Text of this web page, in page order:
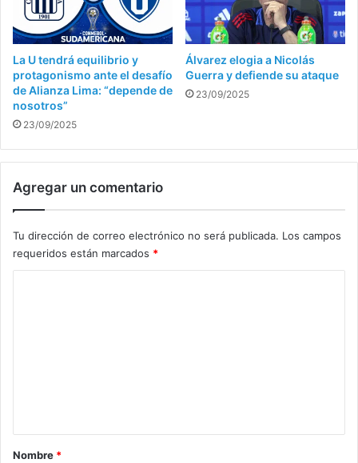
La U tendrá equilibrio y
protagonismo ante el desafío
de Alianza Lima: “depende de
nosotros”
23/09/2025
Álvarez elogia a Nicolás
Guerra y defiende su ataque
23/09/2025
Agregar un comentario
Tu dirección de correo electrónico no será publicada. Los campos
requeridos están marcados *
rNombre *